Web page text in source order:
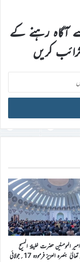
آگاہ رہنے کے
کریں
المومنین حضرت خلیفۃ المسیح
الخامس ایّدہ اللہ تعالیٰ بنصرہ العزیز فرمودہ 17؍جولائی